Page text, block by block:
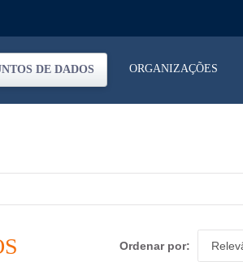
DE DADOS ORGANIZAÇÕES
Ordenar por